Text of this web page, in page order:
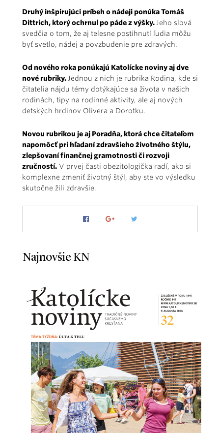
Druhý inšpirujúci príbeh o nádeji ponúka Tomáš
Dittrich, ktorý ochrnul po páde z výšky.Jeho slová
svedčia o tom, že aj telesne postihnutí ľudia môžu
byť svetlo, nádej a povzbudenie pre zdravých.
Od nového roka ponúkajú Katolícke noviny aj dve
nové rubriky.Jednou z nich je rubrika Rodina, kde si
čitatelia nájdu témy dotýkajúce sa života v našich
rodinách, tipy na rodinné aktivity, ale aj nových
detských hrdinov Olivera a Dorotku.
Novou rubrikou je aj Poradňa, ktorá chce čitateľom
napomôcť pri hľadaní zdravšieho životné­ho štýlu,
zlepšovaní finančnej gramotnosti či rozvoji
zručností. V prvej časti obezitologička radí, ako si
komplexne zmeniť životný štýl, aby ste vo výsledku
skutočne žili zdravšie.
Najnovšie KN